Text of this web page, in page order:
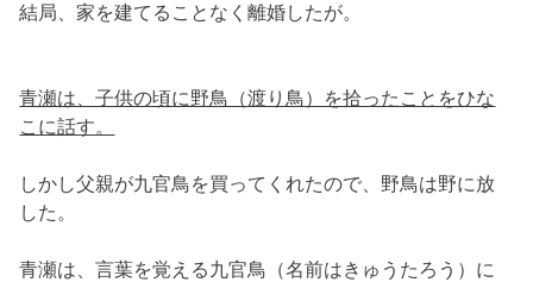
結局、家を建てることなく離婚したが。
青瀬は、子供の頃に野鳥（渡り鳥）を拾ったことをひな
こに話す。
しかし父親が九官鳥を買ってくれたので、野鳥は野に放
した。
青瀬は、言葉を覚える九官鳥（名前はきゅうたろう）に